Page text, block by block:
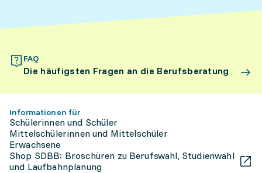
FAQ
Die häufigsten Fragen an die Berufsberatung
Informationen für
Schülerinnen und Schüler
Mittelschülerinnen und Mittelschüler
Erwachsene
Shop SDBB: Broschüren zu Berufswahl, Studienwahl
und Laufbahnplanung